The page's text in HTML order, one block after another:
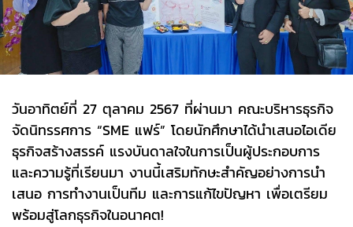
วันอาทิตย์ที่ 27 ตุลาคม 2567 ที่ผ่านมา คณะบริหารธุรกิจ
จัดนิทรรศการ “SME แฟร์” โดยนักศึกษาได้นำเสนอไอเดีย
ธุรกิจสร้างสรรค์ แรงบันดาลใจในการเป็นผู้ประกอบการ
และความรู้ที่เรียนมา งานนี้เสริมทักษะสำคัญอย่างการนำ
เสนอ การทำงานเป็นทีม และการแก้ไขปัญหา เพื่อเตรียม
พร้อมสู่โลกธุรกิจในอนาคต!